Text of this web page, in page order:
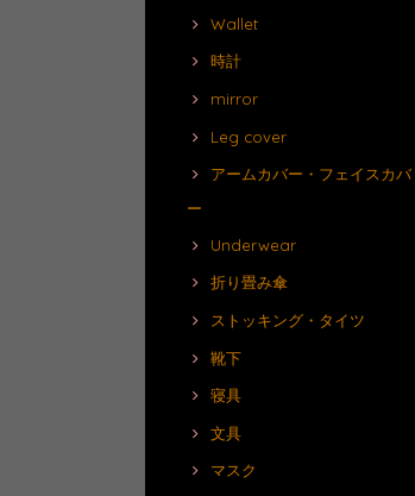
Wallet
時計
mirror
Leg cover
アームカバー・フェイスカバ
ー
Underwear
折り畳み傘
ストッキング・タイツ
靴下
寝具
文具
マスク